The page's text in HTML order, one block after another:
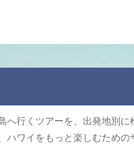
へ行くツアーを、出発地別
ハワイをもっと楽しむため